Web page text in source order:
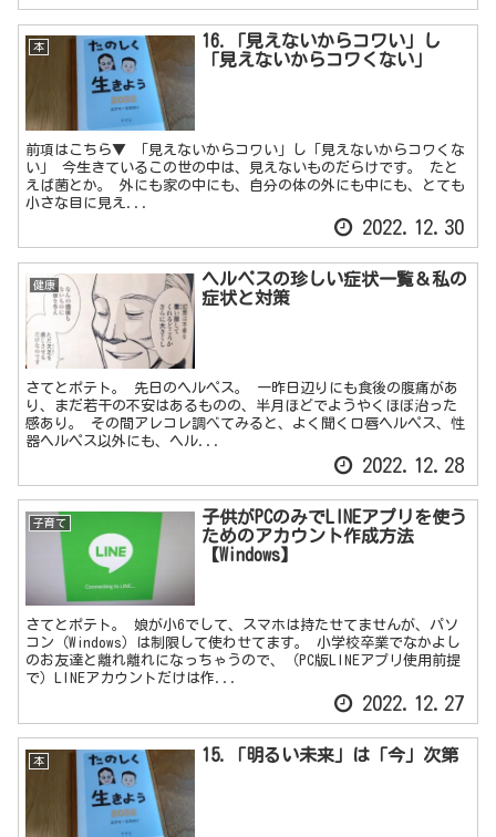
本
16.「見えないからコワい」し
「見えないからコワくない」
前項はこちら▼ 「見えないからコワい」し「見えないからコワくな
い」 今生きているこの世の中は、見えないものだらけです。 たと
えば菌とか。 外にも家の中にも、自分の体の外にも中にも、とても
小さな目に見え...
2022.12.30
健康
ヘルペスの珍しい症状一覧＆私の
症状と対策
さてとポテト。 先日のヘルペス。 一昨日辺りにも食後の腹痛があ
り、まだ若干の不安はあるものの、半月ほどでようやくほぼ治った
感あり。 その間アレコレ調べてみると、よく聞く口唇ヘルペス、性
器ヘルペス以外にも、ヘル...
2022.12.28
子育て
子供がPCのみでLINEアプリを使う
ためのアカウント作成方法
【Windows】
さてとポテト。 娘が小6でして、スマホは持たせてませんが、パソ
コン（Windows）は制限して使わせてます。 小学校卒業でなかよし
のお友達と離れ離れになっちゃうので、（PC版LINEアプリ使用前提
で）LINEアカウントだけは作...
2022.12.27
本 15.「明るい未来」は「今」次第